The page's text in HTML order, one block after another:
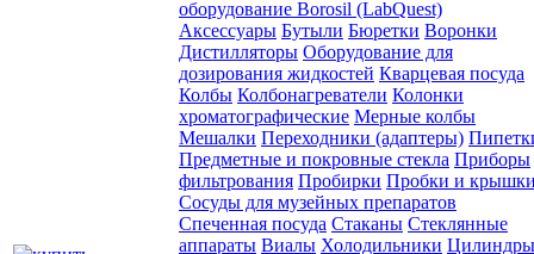
оборудование Borosil (LabQuest)
Аксессуары Бутыли Бюретки Воронки
Дистилляторы Оборудование для
дозирования жидкостей Кварцевая посуда
Колбы Колбонагреватели Колонки
хроматографические Мерные колбы
Мешалки Переходники (адаптеры)
Предметные и покровные стекла Приборы
фильтрования Пробирки Пробки и
Сосуды для музейных препаратов
Спеченная посуда Стаканы Стеклянные
аппараты Виалы Холодильники Цилиндры